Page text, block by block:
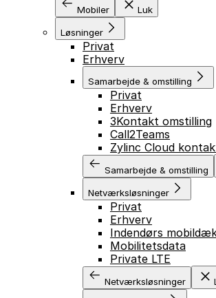
GÅ TIL
Mobiler Luk
Løsninger
Privat
Erhverv
Samarbejde & omstilling
Privat
Erhverv
3Kontakt omstilling
Call2Teams
Zylinc Cloud
Samarbejde & omstilling
Netværksløsninger
Privat
Erhverv
Indendørs
Mobilitetsdata
Private LTE
Netværksløsninger